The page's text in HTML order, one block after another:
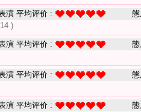
演 平均评价 :
)
演 平均评价 :
演 平均评价 :
演 平均评价 :